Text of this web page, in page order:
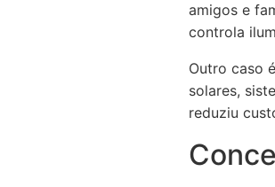
amigos e
controla
Outro caso
solares,
reduziu